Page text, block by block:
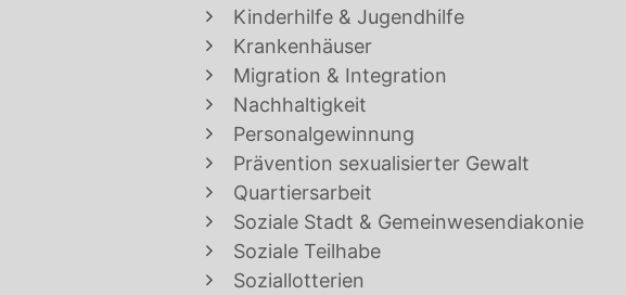
Kinderhilfe & Jugendhilfe
Krankenhäuser
Migration & Integration
Nachhaltigkeit
Personalgewinnung
Prävention sexualisierter Gewalt
Quartiersarbeit
Soziale Stadt & Gemeinwesendiakonie
Soziale Teilhabe
Soziallotterien